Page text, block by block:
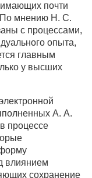
почти
По мнению Н. С.
с процессами,
опыта,
главным
у высших
А. А.
процессе
влиянием
сохранение